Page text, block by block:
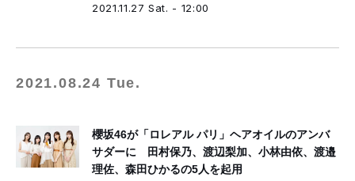
2021.11.27 Sat. - 12:00
2021.08.24 Tue.
櫻坂46が「ロレアル パリ」ヘアオイルのアンバ
サダーに 田村保乃、渡辺梨加、小林由依、渡邉
理佐、森田ひかるの5人を起用